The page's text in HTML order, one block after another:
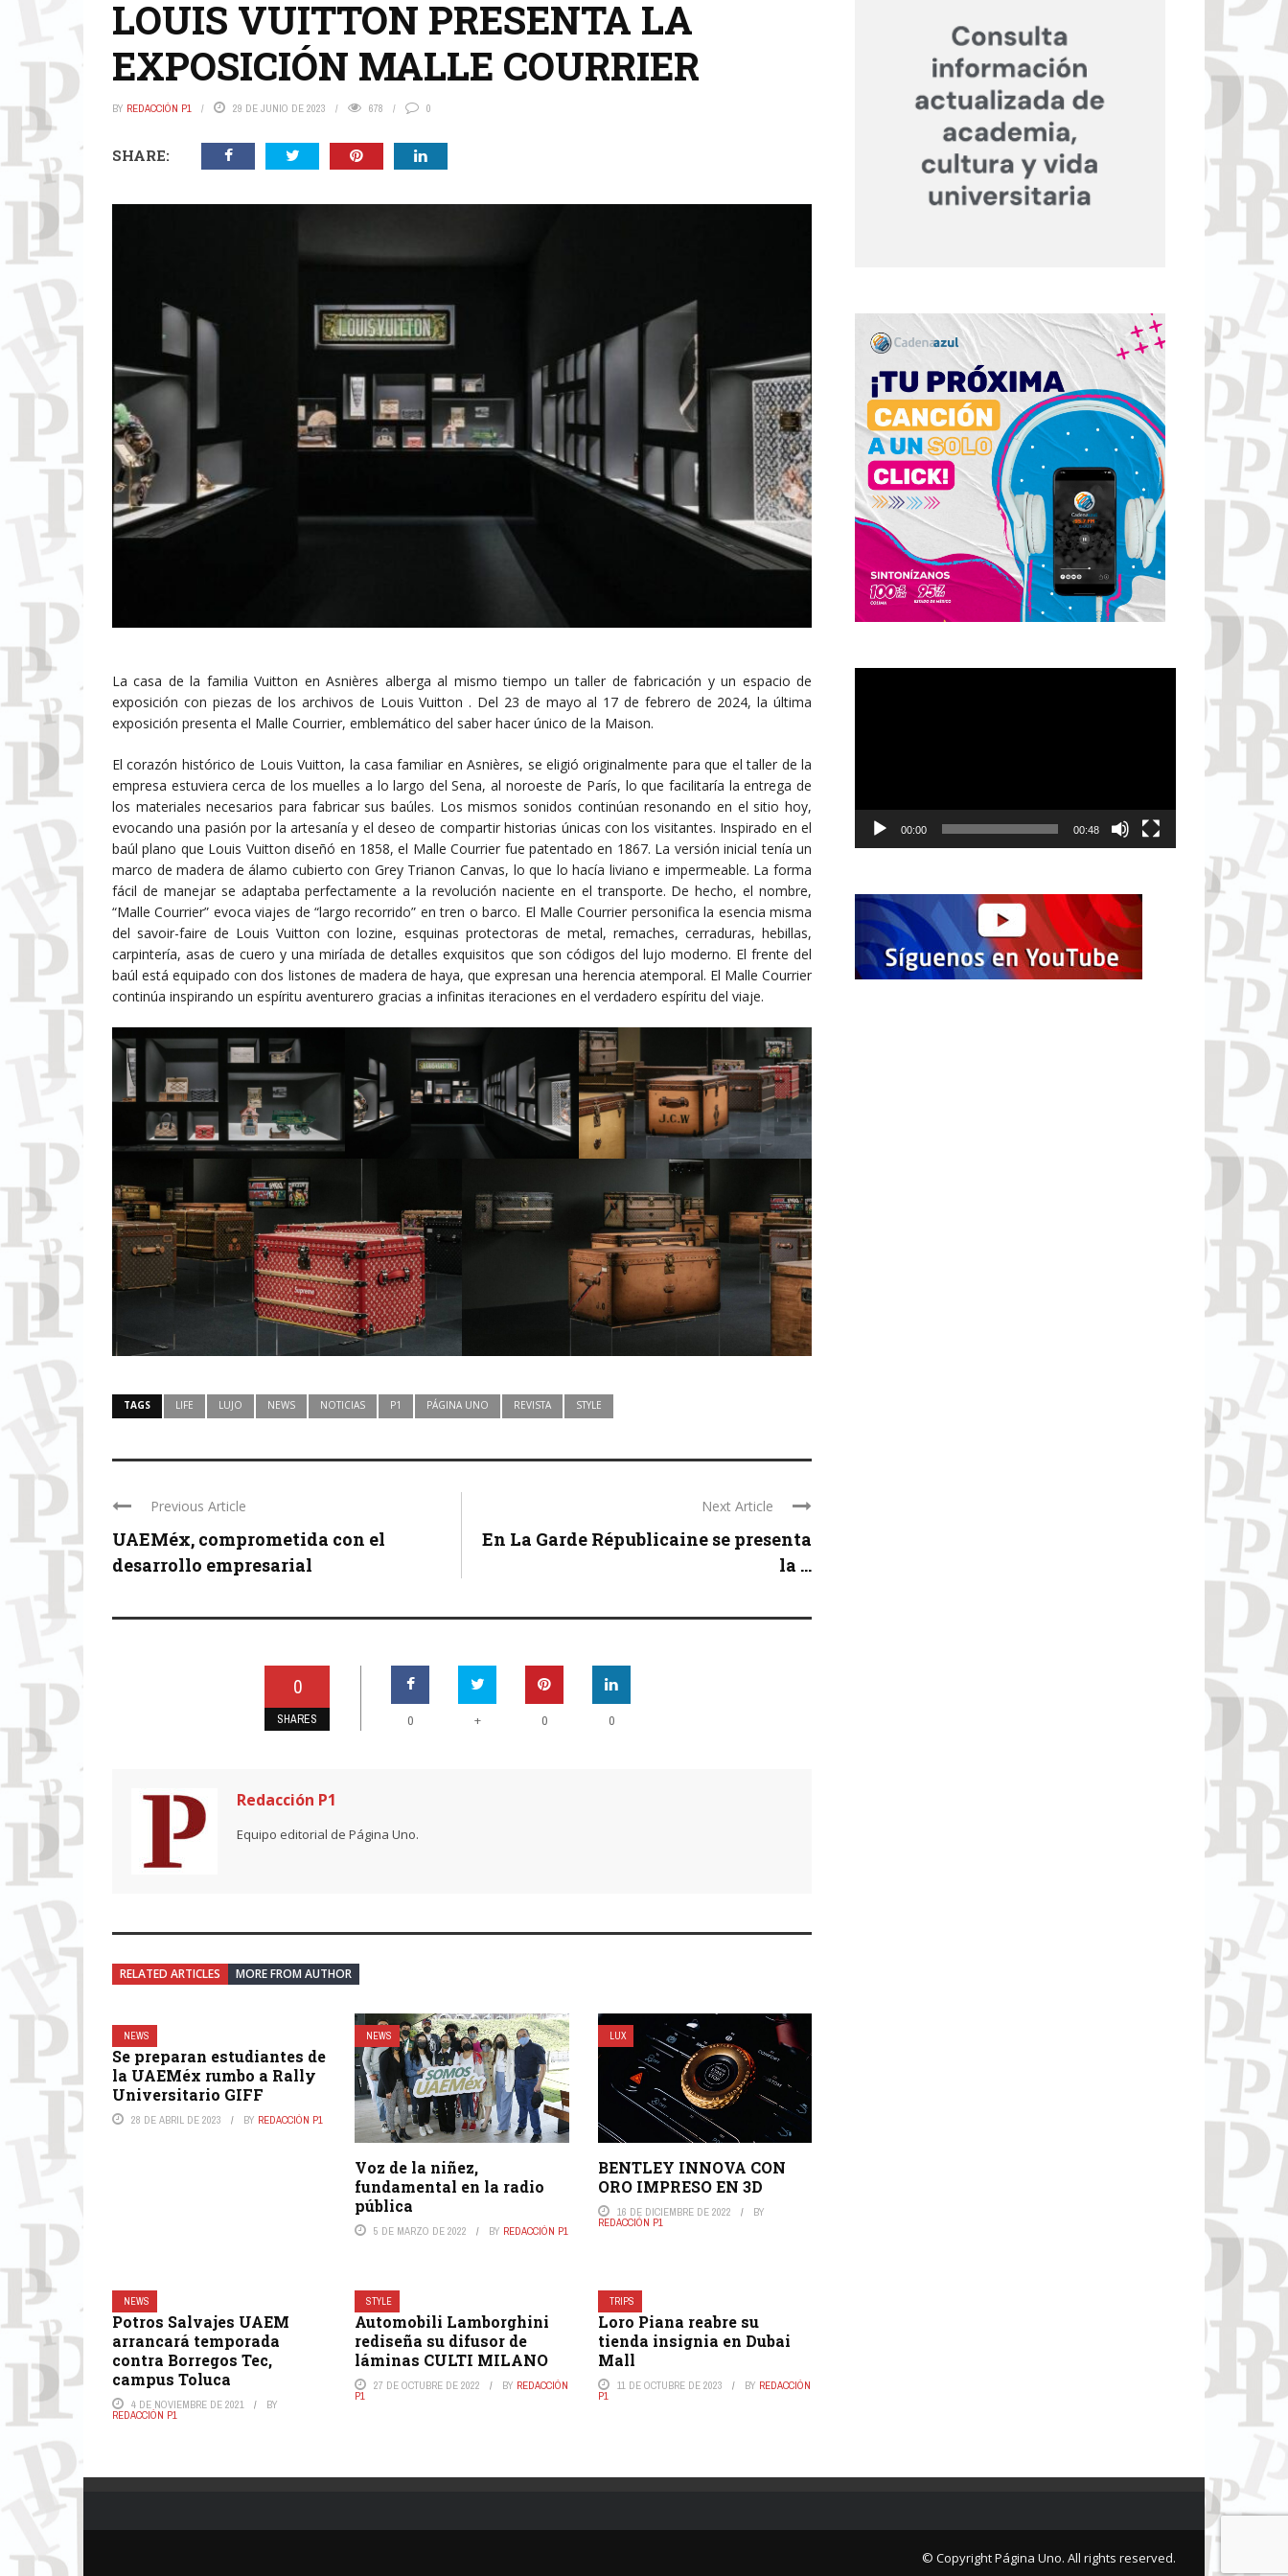
LOUIS VUITTON PRESENTA LA
EXPOSICIÓN MALLE COURRIER
BY REDACCIÓN P1 29 DE JUNIO DE 2023 678 0
SHARE:
La casa de la familia Vuitton en Asnières alberga al mismo tiempo un taller de fabricación y un espacio de
exposición con piezas de los archivos de Louis Vuitton . Del 23 de mayo al 17 de febrero de 2024, la última
exposición presenta el Malle Courrier, emblemático del saber hacer único de la Maison.
El corazón histórico de Louis Vuitton, la casa familiar en Asnières, se eligió originalmente para que el taller de la
empresa estuviera cerca de los muelles a lo largo del Sena, al noroeste de París, lo que facilitaría la entrega de
los materiales necesarios para fabricar sus baúles. Los mismos sonidos continúan resonando en el sitio hoy,
evocando una pasión por la artesanía y el deseo de compartir historias únicas con los visitantes. Inspirado en el
baúl plano que Louis Vuitton diseñó en 1858, el Malle Courrier fue patentado en 1867. La versión inicial tenía un
marco de madera de álamo cubierto con Grey Trianon Canvas, lo que lo hacía liviano e impermeable. La forma
fácil de manejar se adaptaba perfectamente a la revolución naciente en el transporte. De hecho, el nombre,
“Malle Courrier” evoca viajes de “largo recorrido” en tren o barco. El Malle Courrier personifica la esencia misma
del savoir-faire de Louis Vuitton con lozine, esquinas protectoras de metal, remaches, cerraduras, hebillas,
carpintería, asas de cuero y una miríada de detalles exquisitos que son códigos del lujo moderno. El frente del
baúl está equipado con dos listones de madera de haya, que expresan una herencia atemporal. El Malle Courrier
continúa inspirando un espíritu aventurero gracias a infinitas iteraciones en el verdadero espíritu del viaje.
TAGS LIFE LUJO NEWS NOTICIAS P1 PÁGINA UNO REVISTA STYLE
Previous Article
UAEMéx, comprometida con el
desarrollo empresarial
Next Article
En La Garde Républicaine se presenta
la ...
0
SHARES 0 + 0 0
Redacción P1
Equipo editorial de Página Uno.
RELATED ARTICLES MORE FROM AUTHOR
NEWS
Se preparan estudiantes de
la UAEMéx rumbo a Rally
Universitario GIFF
28 DE ABRIL DE 2023 BY REDACCIÓN P1
NEWS
Voz de la niñez,
fundamental en la radio
pública
5 DE MARZO DE 2022 BY REDACCIÓN P1
LUX
BENTLEY INNOVA CON
ORO IMPRESO EN 3D
16 DE DICIEMBRE DE 2022 BY
REDACCIÓN P1
NEWS
Potros Salvajes UAEM
arrancará temporada
contra Borregos Tec,
campus Toluca
4 DE NOVIEMBRE DE 2021 BY
REDACCIÓN P1
STYLE
Automobili Lamborghini
rediseña su difusor de
láminas CULTI MILANO
27 DE OCTUBRE DE 2022 BY REDACCIÓN
P1
TRIPS
Loro Piana reabre su
tienda insignia en Dubai
Mall
11 DE OCTUBRE DE 2023 BY REDACCIÓN
P1
00:00 00:48
© Copyright Página Uno. All rights reserved.